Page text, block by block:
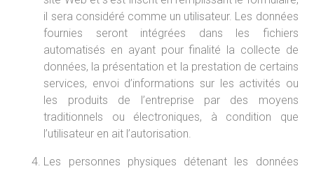
il sera considéré comme un utilisateur. Les données
fournies seront intégrées dans les fichiers
automatisés en ayant pour finalité la collecte de
données, la présentation et la prestation de certains
services, envoi d’informations sur les activités ou
les produits de l’entreprise par des moyens
traditionnels ou électroniques, à condition que
l’utilisateur en ait l’autorisation.
Les personnes physiques détenant les données